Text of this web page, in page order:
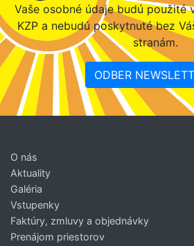
Vaše osobné údaje budú použité
KZP a nebudú poskytnuté bez
stranám.
ODBER
O nás
Aktuality
Galéria
Vstupenky
Faktúry, zmluvy a objednávky
Prenájom priestorov